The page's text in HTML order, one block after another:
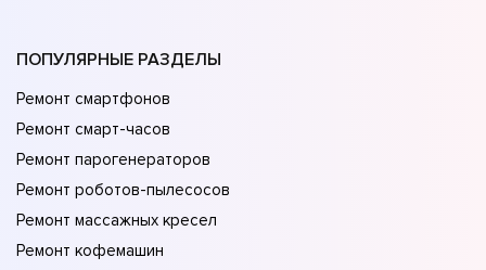
ПОПУЛЯРНЫЕ РАЗДЕЛЫ
Ремонт смартфонов
Ремонт смарт-часов
Ремонт парогенераторов
Ремонт роботов-пылесосов
Ремонт массажных кресел
Ремонт кофемашин